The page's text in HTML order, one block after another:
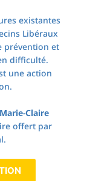
existantes
Libéraux
prévention et
difficulté.
une action
Claire
offert par